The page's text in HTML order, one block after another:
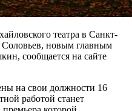
театра в Санкт-
Соловьев, новым главным
сообщается на сайте
на свои должности 16
работой станет